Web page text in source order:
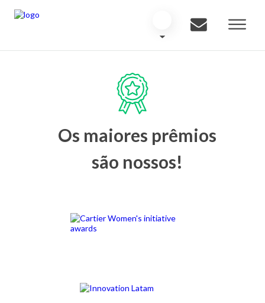
Os maiores prêmios
são nossos!